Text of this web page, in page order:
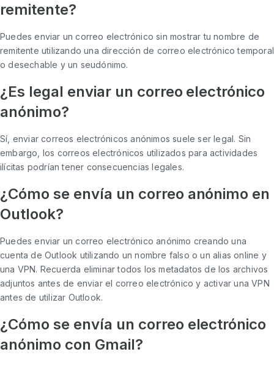
remitente?
Puedes enviar un correo electrónico sin mostrar tu nombre de
remitente utilizando una dirección de correo electrónico temporal
o desechable y un seudónimo.
¿Es legal enviar un correo electrónico
anónimo?
Sí, enviar correos electrónicos anónimos suele ser legal. Sin
embargo, los correos electrónicos utilizados para actividades
ilícitas podrían tener consecuencias legales.
¿Cómo se envía un correo anónimo en
Outlook?
Puedes enviar un correo electrónico anónimo creando una
cuenta de Outlook utilizando un nombre falso o un alias online y
una VPN. Recuerda eliminar todos los metadatos de los archivos
adjuntos antes de enviar el correo electrónico y activar una VPN
antes de utilizar Outlook.
¿Cómo se envía un correo electrónico
anónimo con Gmail?